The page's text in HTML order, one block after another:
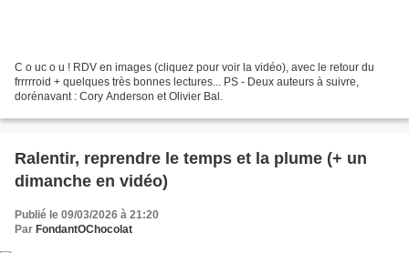
C o uc o u ! RDV en images (cliquez pour voir la vidéo), avec le retour du
frrrrroid + quelques très bonnes lectures... PS - Deux auteurs à suivre,
dorénavant : Cory Anderson et Olivier Bal.
Ralentir, reprendre le temps et la plume (+ un
dimanche en vidéo)
Publié le 09/03/2026 à 21:20
Par FondantOChocolat